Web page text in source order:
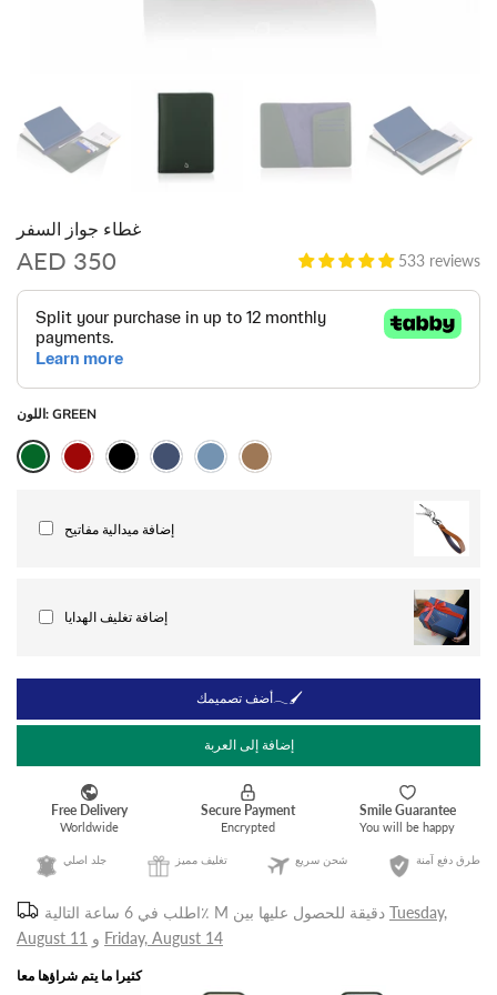
غطاء جواز السفر
AED 350 533 reviews
اللون: GREEN
إضافة ميدالية مفاتيح
إضافة تغليف الهدايا
أضف تصميمك𓂃🖌
إضافة إلى العربة
جلد اصلي تغليف مميز شحن سريع طرق دفع آمنة
اطلب في 6 ساعة التالية٪ M دقيقة Tuesday,
August 11
Friday, August 14
كثيرا ما يتم شراؤها معا